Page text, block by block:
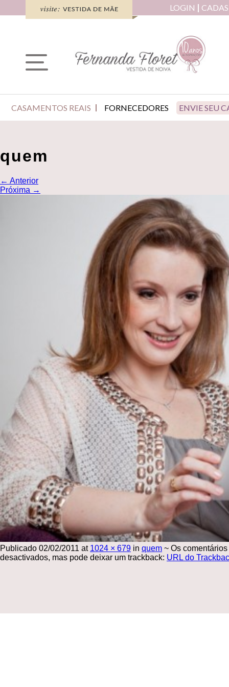
LOGIN
CASAMENTOS REAIS FORNECEDORES ENVIE SEU
quem
← Anterior
Próxima →
Publicado 02/02/2011 at 1024 × 679 in quem ~ Os
desactivados, mas pode deixar um trackback: URL do